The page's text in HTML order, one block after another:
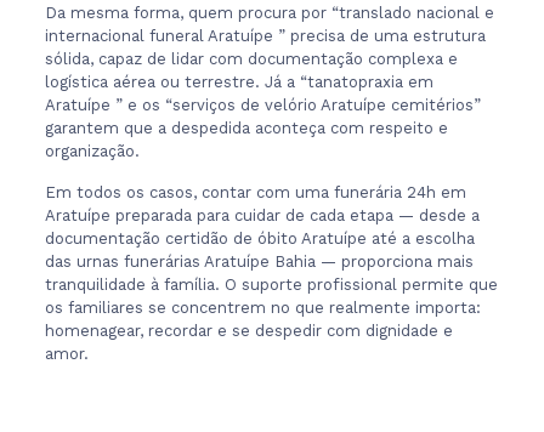
Da mesma forma, quem procura por “translado nacional e
internacional funeral Aratuípe ” precisa de uma estrutura
sólida, capaz de lidar com documentação complexa e
logística aérea ou terrestre. Já a “tanatopraxia em
Aratuípe ” e os “serviços de velório Aratuípe cemitérios”
garantem que a despedida aconteça com respeito e
organização.
Em todos os casos, contar com uma funerária 24h em
Aratuípe preparada para cuidar de cada etapa — desde a
documentação certidão de óbito Aratuípe até a escolha
das urnas funerárias Aratuípe Bahia — proporciona mais
tranquilidade à família. O suporte profissional permite que
os familiares se concentrem no que realmente importa:
homenagear, recordar e se despedir com dignidade e
amor.